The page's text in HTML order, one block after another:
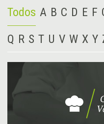
Todos A B C D E F
Q R S T U V W X Y